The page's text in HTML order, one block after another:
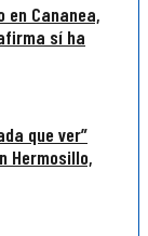
Cananea,
sí ha
que ver”
Hermosillo,